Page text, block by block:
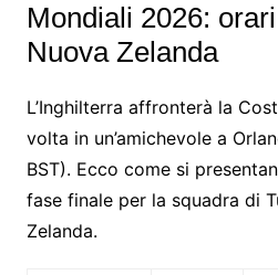
Mondiali 2026:
Nuova Zelanda
L’Inghilterra affronterà la
volta in un’amichevole a
BST). Ecco come si
fase finale per la squadra di
Zelanda.